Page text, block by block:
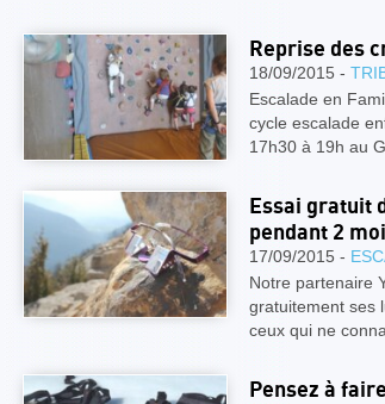
Reprise des
18/09/2015 -
Escalade en
cycle escalade
17h30 à 19h au
Essai gratuit
pendant 2
17/09/2015 -
Notre partenaire
gratuitement ses
ceux qui ne
Pensez à